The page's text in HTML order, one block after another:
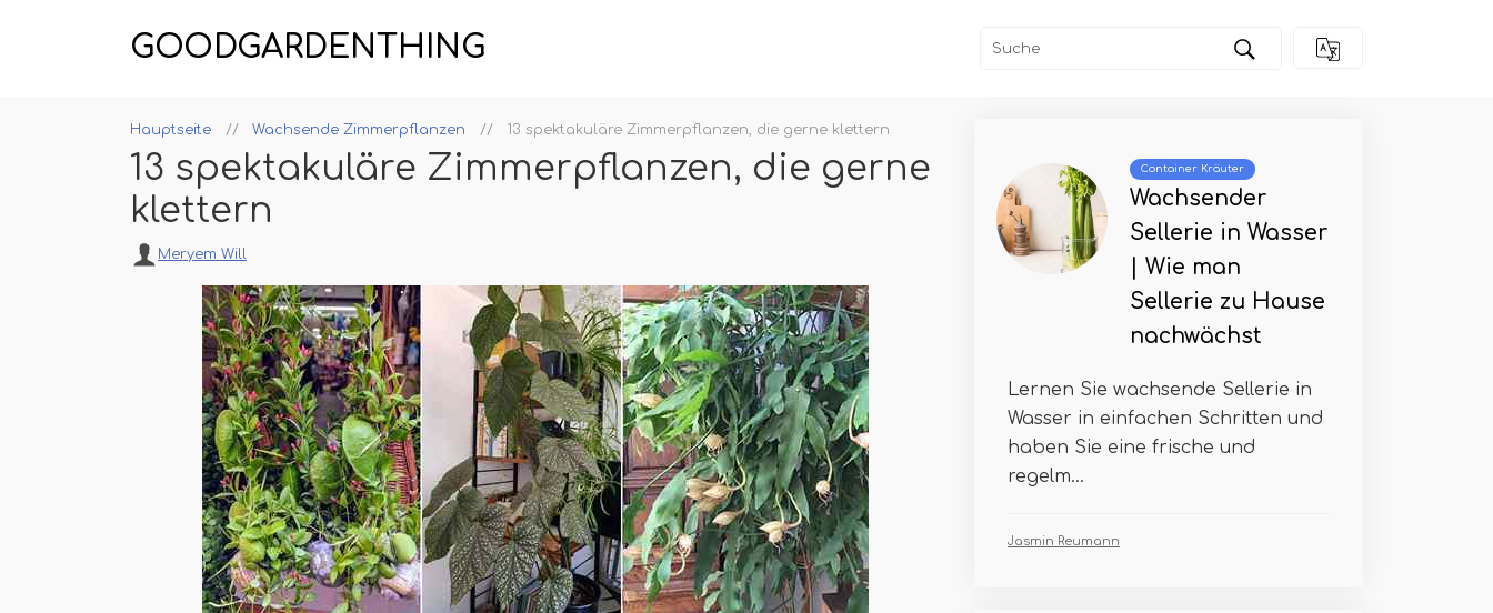
GOODGARDENTHING
Hauptseite Wachsende Zimmerpflanzen 13 spektakuläre Zimmerpflanzen, die gerne klettern
13 spektakuläre Zimmerpflanzen, die gerne
klettern
Meryem Will
Container Kräuter
Wachsender
Sellerie in Wasser
| Wie man
Sellerie zu Hause
nachwächst
Lernen Sie wachsende Sellerie in
Wasser in einfachen Schritten und
haben Sie eine frische und
regelm...
Jasmin Reumann